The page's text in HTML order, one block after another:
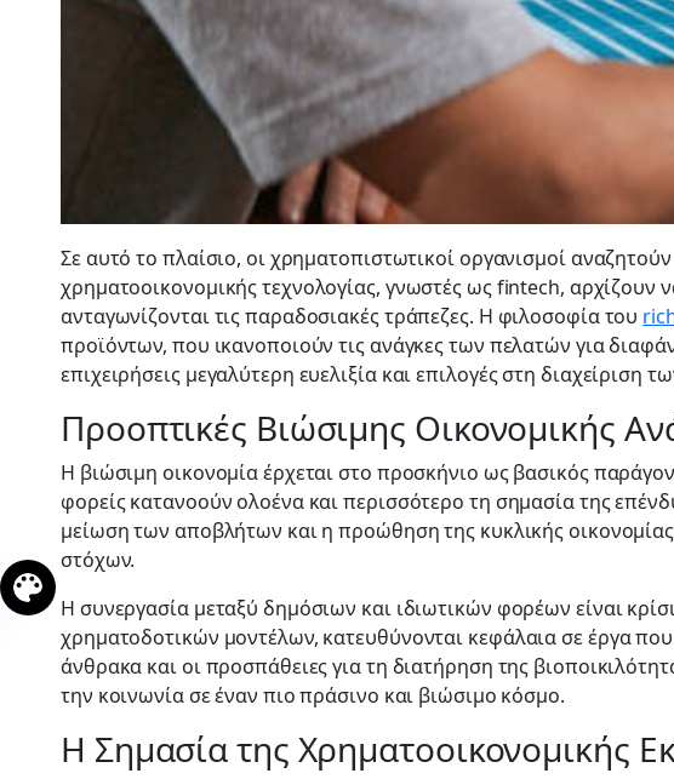
Σε αυτό το πλαίσιο, οι χρηματοπιστωτικοί οργανισμοί
χρηματοοικονομικής τεχνολογίας, γνωστές ως fintech,
ανταγωνίζονται τις παραδοσιακές τράπεζες. Η φιλοσοφία του
προϊόντων, που ικανοποιούν τις ανάγκες των πελατών για
επιχειρήσεις μεγαλύτερη ευελιξία και επιλογές στη διαχείριση
Προοπτικές Βιώσιμης Οικονομικής
Η βιώσιμη οικονομία έρχεται στο προσκήνιο ως βασικός
φορείς κατανοούν ολοένα και περισσότερο τη σημασία της
μείωση των αποβλήτων και η προώθηση της κυκλικής
στόχων.
Η συνεργασία μεταξύ δημόσιων και ιδιωτικών φορέων είναι
χρηματοδοτικών μοντέλων, κατευθύνονται κεφάλαια σε έργα
άνθρακα και οι προσπάθειες για τη διατήρηση της
την κοινωνία σε έναν πιο πράσινο και βιώσιμο κόσμο.
Η Σημασία της Χρηματοοικονομικής